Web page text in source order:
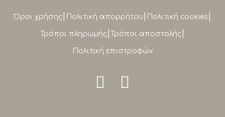
Όροι χρήσης Πολιτική απορρήτου Πολιτική cookies
Τρόποι πληρωμής Τρόποι αποστολής
Πολιτική επιστροφών